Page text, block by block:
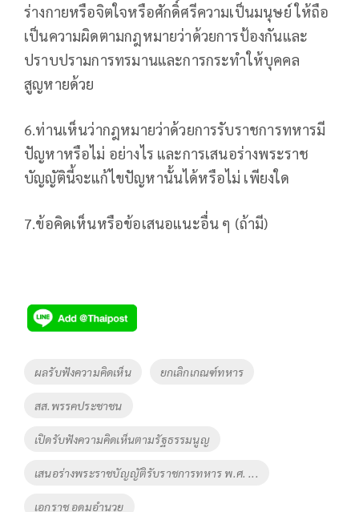
ร่างกายหรือจิตใจหรือศักดิ์ศรีความเป็นมนุษย์ ให้ถือ
เป็นความผิดตามกฎหมายว่าด้วยการป้องกันและ
ปราบปรามการทรมานและการกระทำให้บุคคล
สูญหายด้วย
6.ท่านเห็นว่ากฎหมายว่าด้วยการรับราชการทหารมี
ปัญหาหรือไม่ อย่างไร และการเสนอร่างพระราช
บัญญัตินี้จะแก้ไขปัญหานั้นได้หรือไม่ เพียงใด
7.ข้อคิดเห็นหรือข้อเสนอแนะอื่น ๆ (ถ้ามี)
Tags
ผลรับฟังความคิดเห็น ยกเลิกเกณฑ์ทหาร
สส.พรรคประชาชน
เปิดรับฟังความคิดเห็นตามรัฐธรรมนูญ
เสนอร่างพระราชบัญญัติรับราชการทหาร พ.ศ. ...
เอกราช อุดมอำนวย